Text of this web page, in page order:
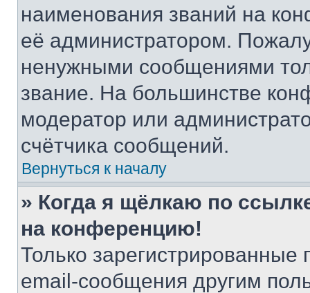
наименования званий на
её администратором.
ненужными сообщениями
звание. На большинстве
модератор или
счётчика сообщений.
Вернуться к началу
» Когда я щёлкаю по
на конференцию!
Только зарегистрированные
email-сообщения другим